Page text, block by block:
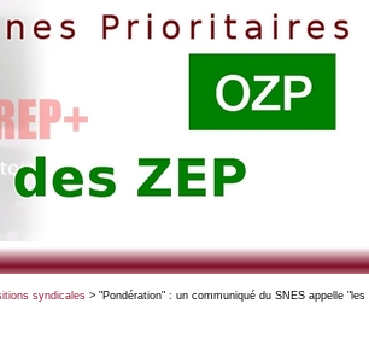
syndicales> "Pondération" : un communiqué du SNES appelle